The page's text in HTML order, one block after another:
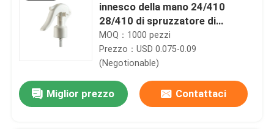
innesco della mano 24/410
28/410 di spruzzatore di
innesco di impatto per il giardino
MOQ：1000 pezzi
Prezzo：USD 0.075-0.09
(Negotionable)
Miglior prezzo Contattaci